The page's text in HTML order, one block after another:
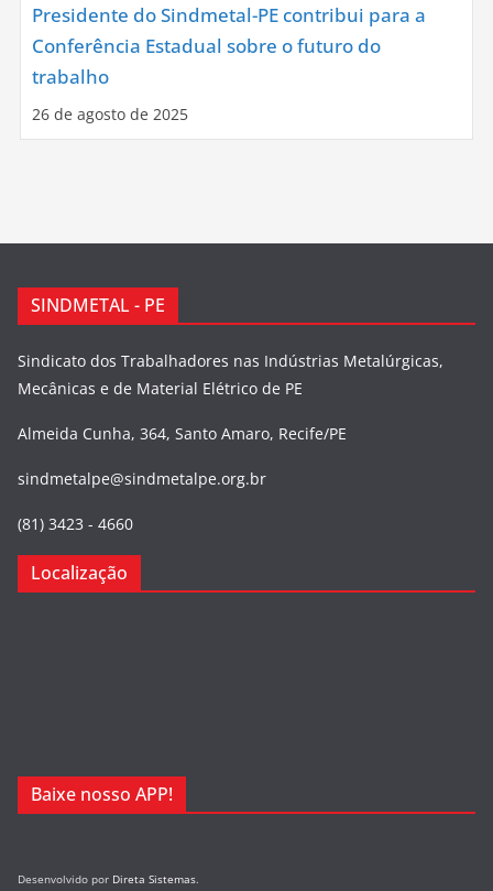
Presidente do Sindmetal-PE contribui para a
Conferência Estadual sobre o futuro do
trabalho
26 de agosto de 2025
SINDMETAL - PE
Sindicato dos Trabalhadores nas Indústrias Metalúrgicas,
Mecânicas e de Material Elétrico de PE
Almeida Cunha, 364, Santo Amaro, Recife/PE
sindmetalpe@sindmetalpe.org.br
(81) 3423 - 4660
Localização
Baixe nosso APP!
Desenvolvido por Direta Sistemas.